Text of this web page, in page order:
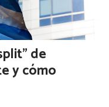
de
y cómo